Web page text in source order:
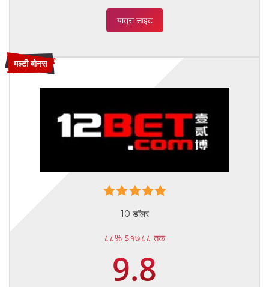
यात्रा साइट
मल्टी बोनस
10 डॉलर
८८% $१७८८ तक
9.8